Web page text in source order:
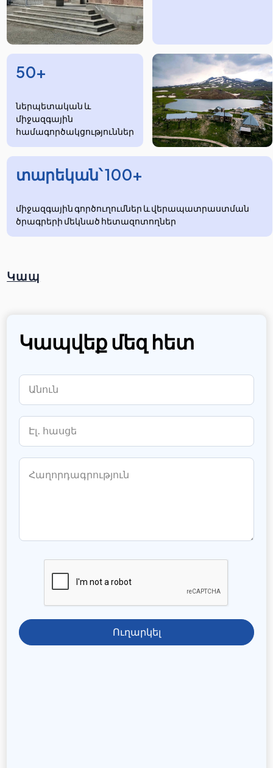
50+
ներպետական և
միջազգային
համագործակցություններ
տարեկան՝ 100+
միջազգային գործուղումներ և վերապատրաստման
ծրագրերի մեկնած հետազոտողներ
Կապ
Կապվեք մեզ հետ
Ուղարկել